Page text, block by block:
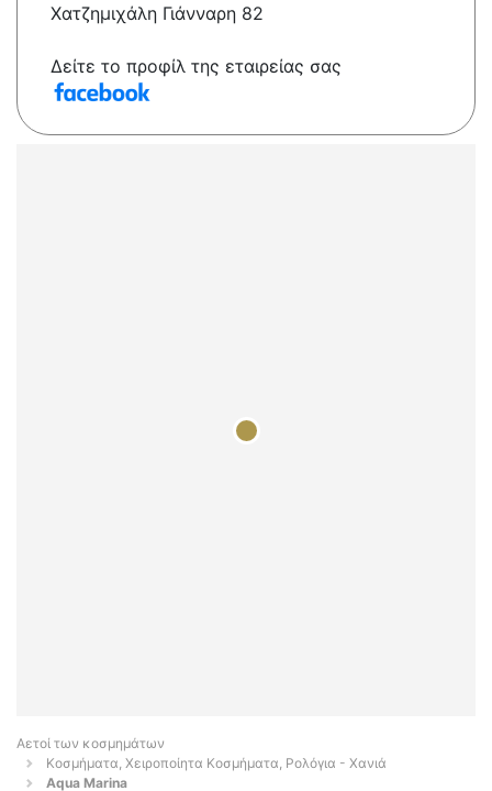
Χατζημιχάλη Γιάνναρη 82
Δείτε το προφίλ της εταιρείας σας
Αετοί των κοσμημάτων
Κοσμήματα, Χειροποίητα Κοσμήματα, Ρολόγια - Χανιά
Aqua Marina